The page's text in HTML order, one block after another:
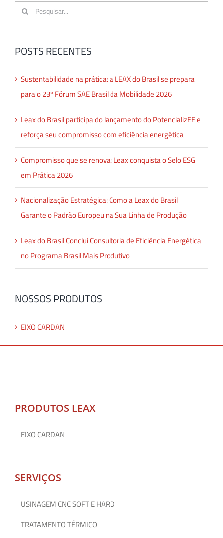
Buscar
resultados
POSTS RECENTES
Sustentabilidade na prática: a LEAX do Brasil se prepara
para o 23º Fórum SAE Brasil da Mobilidade 2026
Leax do Brasil participa do lançamento do PotencializEE e
reforça seu compromisso com eficiência energética
Compromisso que se renova: Leax conquista o Selo ESG
em Prática 2026
Nacionalização Estratégica: Como a Leax do Brasil
Garante o Padrão Europeu na Sua Linha de Produção
Leax do Brasil Conclui Consultoria de Eficiência Energética
no Programa Brasil Mais Produtivo
NOSSOS PRODUTOS
EIXO CARDAN
PRODUTOS LEAX
EIXO CARDAN
SERVIÇOS
USINAGEM CNC SOFT E HARD
TRATAMENTO TÉRMICO